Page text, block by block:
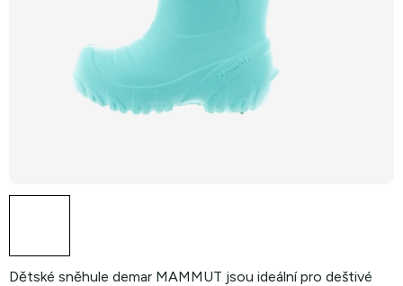
Dětské sněhule demar MAMMUT jsou ideální pro deštivé